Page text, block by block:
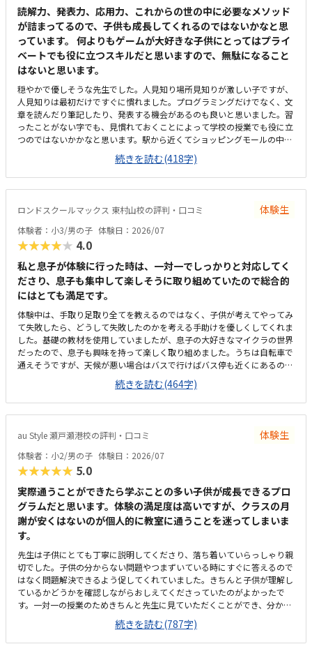
読解力、発表力、応用力、これからの世の中に必要なメソッド
が詰まってるので、子供も成長してくれるのではないかなと思
っています。 何よりもゲームが大好きな子供にとってはプライ
ベートでも役に立つスキルだと思いますので、無駄になること
はないと思います。
穏やかで優しそうな先生でした。人見知り場所見知りが激しい子ですが、
人見知りは最初だけですぐに慣れました。プログラミングだけでなく、文
章を読んだり筆記したり、発表する機会があるのも良いと思いました。習
ったことがない字でも、見慣れておくことによって学校の授業でも役に立
つのではないかかなと思います。駅から近くてショッピングモールの中に
あるので便利です。車で来ても授業分の駐車券は付けてくれるそうです。
ドコモショップ内なので音が気になるかと思いましたが、扉を閉めればそ
んなに気になりませんでした。一面ガラスなので程よい解放感で授業の様
子が見れます。プログラミング教室としてはこれくらいかな、という印象
です。教材はマイクラなのでプライベートでも使えるからいいかな、と思
ってます。学校で使っているパソコンはタッチパネルタイプなので、キー
ボードは打てるかなと心配でしたが、すぐに慣れました。コマンド１つで
たくさん動物が出せるのがツボだったようです。
続きを読む(418字)
ロンドスクールマックス 東村山校の評判・口コミ 体験生
体験者：小3/男の子 体験日：2026/07
★★★★★ 4.0
私と息子が体験に行った時は、一対一でしっかりと対応してく
ださり、息子も集中して楽しそうに取り組めていたので総合的
にはとても満足です。
体験中は、手取り足取り全てを教えるのではなく、子供が考えてやってみ
て失敗したら、どうして失敗したのかを考える手助けを優しくしてくれま
した。基礎の教材を使用していましたが、息子の大好きなマイクラの世界
だったので、息子も興味を持って楽しく取り組めました。うちは自転車で
通えそうですが、天候が悪い場合はバスで行けばバス停も近くにあるので
で通いやすいな思います。久米川駅からも近く、駐車場・駐輪場もあるの
でアクセスはいいと思います。入り口は施錠してあり、カードをかざすと
解錠され中に入れるシステムで防犯面でも安心できると思いました。建物
内もとても綺麗で、清潔感もあり良かったです。少人数制で手厚くしっか
り学べるということを考えればまあ許容範囲かなとも思います。ですが、
週一回1時間でこの値段は少し高いなとも思うので、もう少し安かったら
嬉しいです。少人数で学べるので、先生の目も行き届き学びやすいと思い
ました。ただプログラミングを学ぶだけでなく、学校生活や将来にも役に
たつ考え方や取り組み方など成長出来そうな要素が沢山あるなと感じまし
た。
続きを読む(464字)
au Style 瀬戸瀬港校の評判・口コミ 体験生
体験者：小2/男の子 体験日：2026/07
★★★★★ 5.0
実際通うことができたら学ぶことの多い子供が成長できるプロ
グラムだと思います。体験の満足度は高いですが、クラスの月
謝が安くはないのが個人的に教室に通うことを迷ってしまいま
す。
先生は子供にとても丁寧に説明してくださり、落ち着いていらっしゃり親
切でした。子供の分からない問題やつまずいている時にすぐに答えるので
はなく問題解決できるよう促してくれていました。きちんと子供が理解し
ているかどうかを確認しながらおしえてくださっていたのがよかったで
す。一対一の授業のためきちんと先生に見ていただくことができ、分から
ない時も先生に質問できるので子供にとっても安心して授業が受けれると
思いました。独自のプログラムを利用し、設定された目標に基づいたクラ
スだと思います。発表する日もあるようで、自分の言葉で考えや意見を伝
続きを読む(787字)